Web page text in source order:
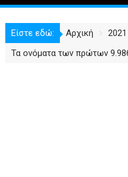
Είστε εδώ: Αρχική 2021
Τα ονόματα των πρώτων